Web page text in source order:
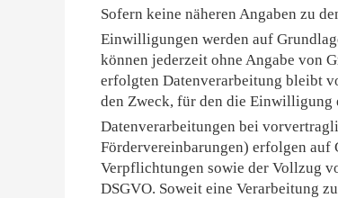
Sofern keine näheren Angaben zu
Einwilligungen werden auf
können jederzeit ohne Angabe von
erfolgten Datenverarbeitung bleibt
den Zweck, für den die Einwilligung
Datenverarbeitungen bei
Fördervereinbarungen) erfolgen
Verpflichtungen sowie der Vollzug
DSGVO. Soweit eine Verarbeitung